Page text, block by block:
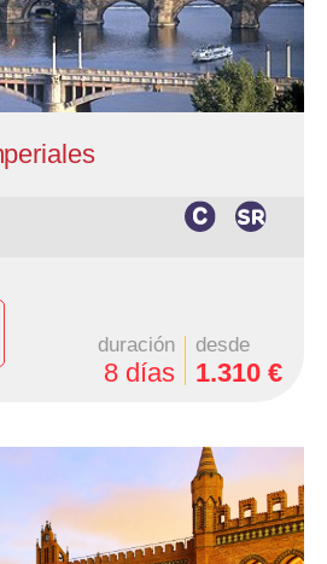
duración
8 días
desde
1.310 €
2 Praga, 2 Viena, 2 Budapest
y desayuno